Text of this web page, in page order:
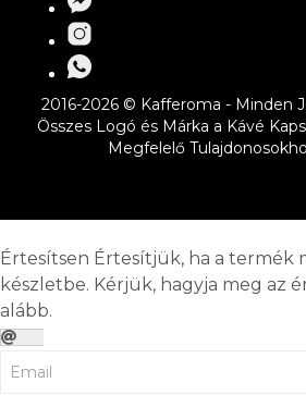
2016-2026 © Kafferoma - Minden
Összes Logó és Márka a Kávé
Megfelelő
Értesítsen Értesítjük, ha a termék
készletbe. Kérjük, hagyja meg az
alább.